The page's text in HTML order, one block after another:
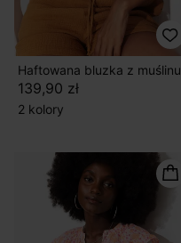
Haftowana bluzka z muślinu
139,90 zł
2 kolory